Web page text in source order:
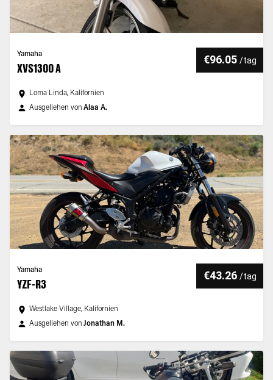
Yamaha
XVS1300 A
€96.05 /tag
Loma Linda, Kalifornien
Ausgeliehen von Alaa A.
Yamaha
YZF-R3
€43.26 /tag
Westlake Village, Kalifornien
Ausgeliehen von Jonathan M.